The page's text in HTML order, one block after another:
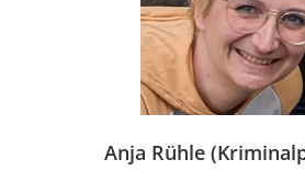
Anja Rühle